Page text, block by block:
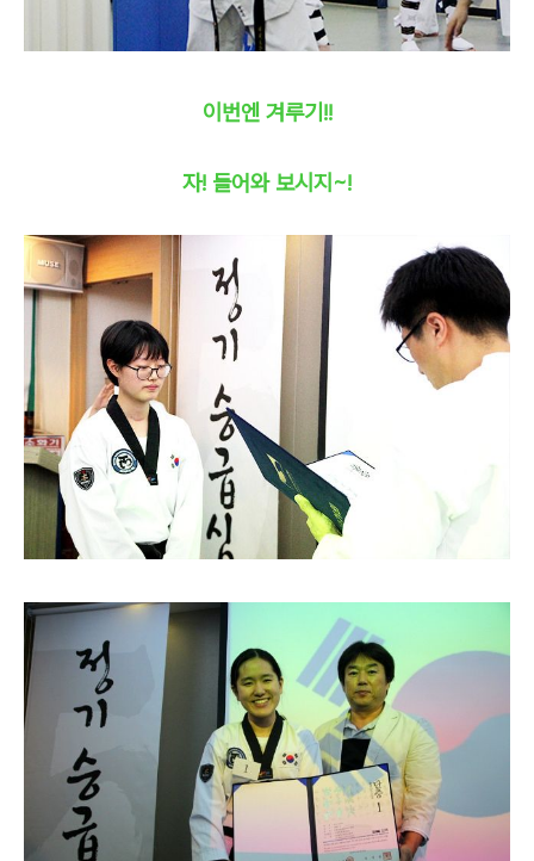
이번엔 겨루기!!
자! 들어와 보시지~!